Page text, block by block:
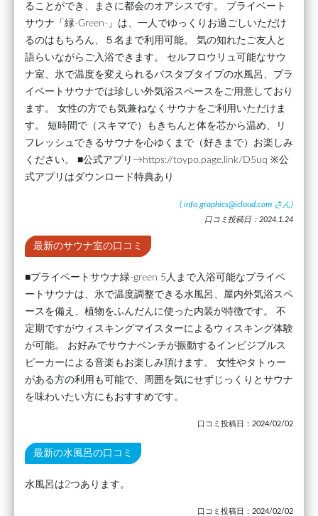
ることができ、まさに都会のオアシスです。 プライベート
サウナ「緑-Green-」は、一人でゆっくりお過ごしいただけ
るのはもちろん、５名まで利用可能。 気の知れたご友人と
語らいながらご入浴できます。 セルフロウリュ可能なサウ
ナ室、氷で温度を変えられるバスタブタイプの水風呂、プラ
イベートサウナでは珍しい外気浴スペースをご用意しており
ます。 女性の方でも気兼ねなくサウナをご利用いただけま
す。 短時間で（スキマで）もきちんと体を芯から温め、リ
フレッシュできるサウナを心ゆくまで（好きまで）お楽しみ
ください。 ■公式アプリ→https://toypo.page.link/D5uq ※公
式アプリはダウンロード特典あり
( info.graphics@icloud.com さん)
口コミ投稿日：2024.1.24
最新のサウナ室の口コミ
■プライベートサウナ緑-green 5人まで入浴可能なプライベ
ートサウナは、氷で温度調整できる水風呂、屋内外気浴スペ
ースを備え、植物をふんだんに使った内装が特徴です。 不
定期ですがウィスキングマイスターによるウィスキング体験
が可能。 お好みでサウナベンチが振動するインビジブルス
ピーカーによる音楽もお楽しみ頂けます。 女性やタトゥー
がある方の利用も可能で、周囲を気にせずじっくりとサウナ
を味わいたい方にもおすすめです。
口コミ投稿日：2024/02/02
最新の水風呂の口コミ
水風呂は2つあります。
口コミ投稿日：2024/02/02